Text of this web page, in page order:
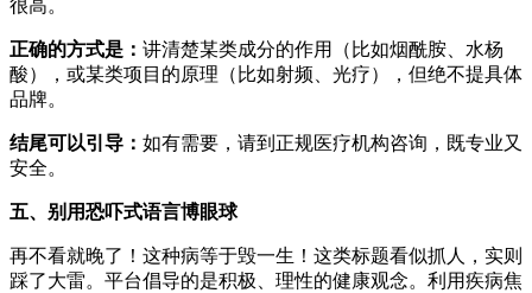
很高。
正确的方式是： 讲清楚某类成分的作用（比如烟酰胺、水杨
酸），或某类项目的原理（比如射频、光疗），但绝不提具体
品牌。
结尾可以引导： 如有需要，请到正规医疗机构咨询，既专业又
安全。
五、别用恐吓式语言博眼球
再不看就晚了！这种病等于毁一生！这类标题看似抓人，实则
踩了大雷。平台倡导的是积极、理性的健康观念。利用疾病焦